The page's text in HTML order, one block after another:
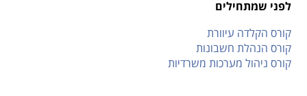
לפני שמתחילים
קורס הקלדה עיוורת
קורס הנהלת חשבונות
קורס ניהול מערכות משרדיות